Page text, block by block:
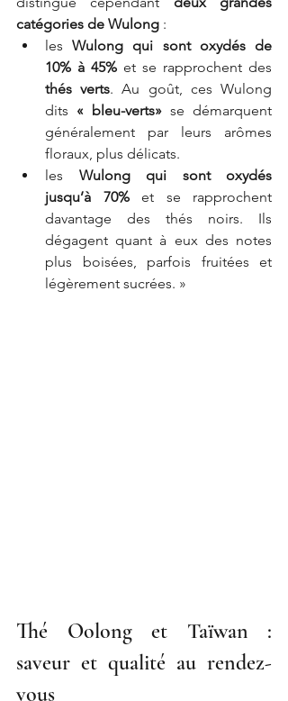
catégories de Wulong :
les Wulong qui sont oxydés de
10% à 45%
thés verts. Au goût, ces Wulong
dits « bleu-verts» se démarquent
généralement par leurs arômes
floraux, plus délicats.
les Wulong qui sont oxydés
jusqu’à 70% et se rapprochent
davantage des thés noirs. Ils
dégagent quant à eux des notes
plus boisées, parfois fruitées et
légèrement sucrées. »
Thé Oolong et Taïwan :
saveur et qualité au rendez-
vous